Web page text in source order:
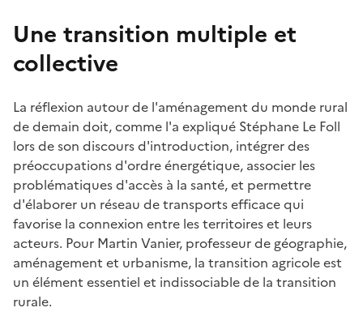
Une transition multiple et
collective
La réflexion autour de l'aménagement du monde rural
de demain doit, comme l'a expliqué Stéphane Le Foll
lors de son discours d'introduction, intégrer des
préoccupations d'ordre énergétique, associer les
problématiques d'accès à la santé, et permettre
d'élaborer un réseau de transports efficace qui
favorise la connexion entre les territoires et leurs
acteurs. Pour Martin Vanier, professeur de géographie,
aménagement et urbanisme, la transition agricole est
un élément essentiel et indissociable de la transition
rurale.